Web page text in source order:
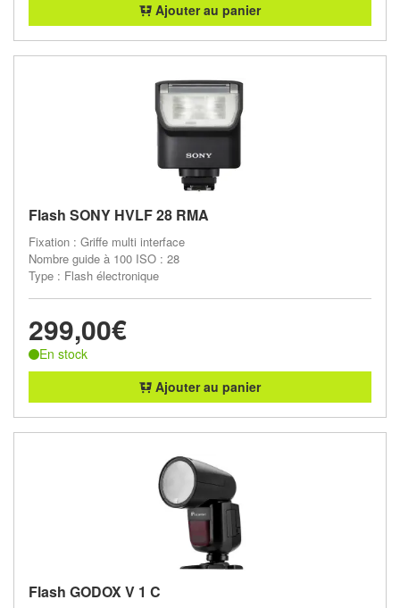
Ajouter au panier
Flash SONY HVLF 28 RMA
Fixation : Griffe multi interface
Nombre guide à 100 ISO : 28
Type : Flash électronique
299,00€
En stock
Ajouter au panier
Flash GODOX V 1 C